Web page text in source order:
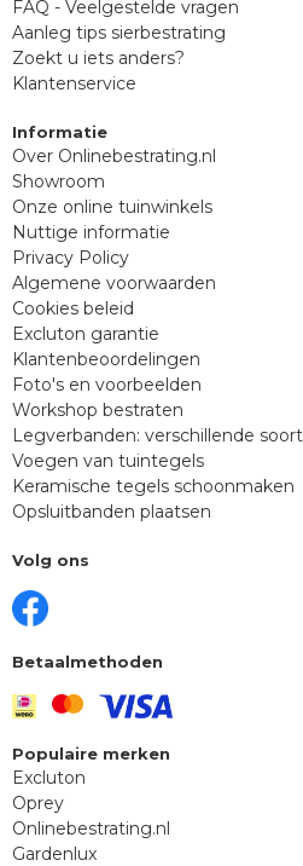
FAQ - Veelgestelde vragen
Aanleg tips sierbestrating
Zoekt u iets anders?
Klantenservice
Informatie
Over Onlinebestrating.nl
Showroom
Onze online tuinwinkels
Nuttige informatie
Privacy Policy
Algemene voorwaarden
Cookies beleid
Excluton garantie
Klantenbeoordelingen
Foto's en voorbeelden
Workshop bestraten
Legverbanden: verschillende
Voegen van tuintegels
Keramische tegels schoonmaken
Opsluitbanden plaatsen
Volg ons
Betaalmethoden
Populaire merken
Excluton
Oprey
Onlinebestrating.nl
Gardenlux